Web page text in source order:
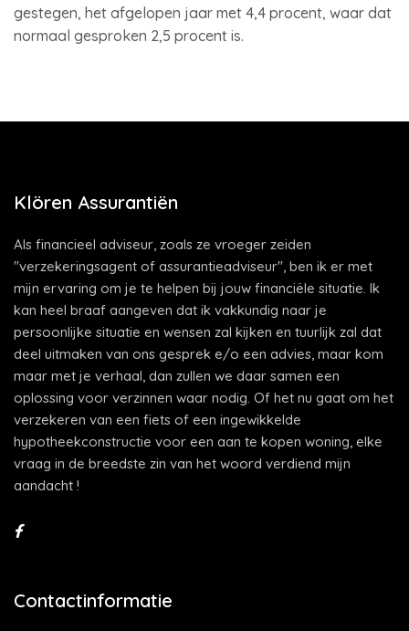
gestegen, het afgelopen jaar met 4,4 procent, waar dat
normaal gesproken 2,5 procent is.
Klören Assurantiën
Als financieel adviseur, zoals ze vroeger zeiden
"verzekeringsagent of assurantieadviseur", ben ik er met
mijn ervaring om je te helpen bij jouw financiële situatie. Ik
kan heel braaf aangeven dat ik vakkundig naar je
persoonlijke situatie en wensen zal kijken en tuurlijk zal dat
deel uitmaken van ons gesprek e/o een advies, maar kom
maar met je verhaal, dan zullen we daar samen een
oplossing voor verzinnen waar nodig. Of het nu gaat om het
verzekeren van een fiets of een ingewikkelde
hypotheekconstructie voor een aan te kopen woning, elke
vraag in de breedste zin van het woord verdiend mijn
aandacht !
Contactinformatie